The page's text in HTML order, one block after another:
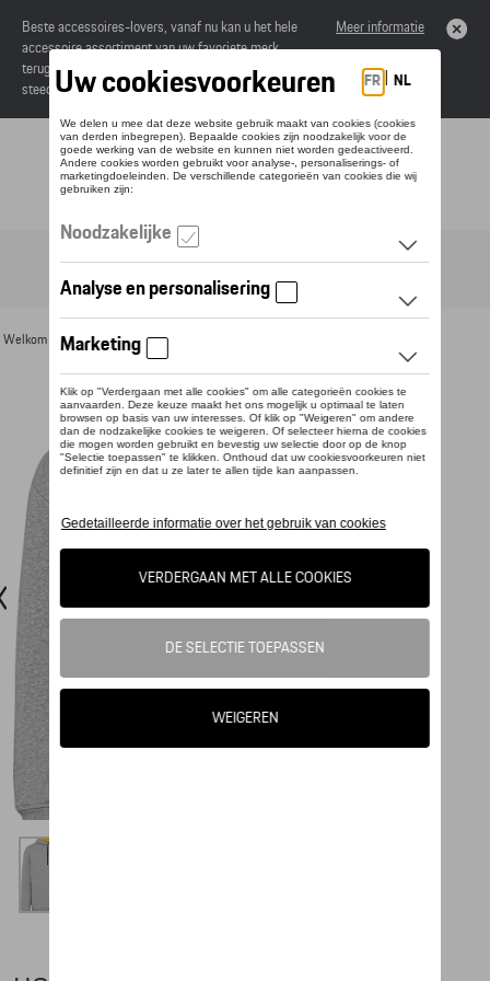
Beste accessoires-lovers, vanaf nu kan u het hele
accessoire assortiment van uw favoriete merk
terugvinden in de online catalogus. Deze kunnen
steeds besteld worden via uw dealer.
Meer informatie
Toggle navigation
Welkom >Voor u >Textiel >